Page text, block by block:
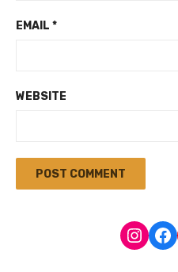
EMAIL *
WEBSITE